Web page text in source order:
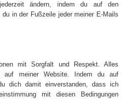
ändern, indem du auf den
in der Fußzeile jeder meiner E-Mails
mit Sorgfalt und Respekt. Alles
auf meiner Website. Indem du auf
dich damit einverstanden, dass ich
mit diesen Bedingungen